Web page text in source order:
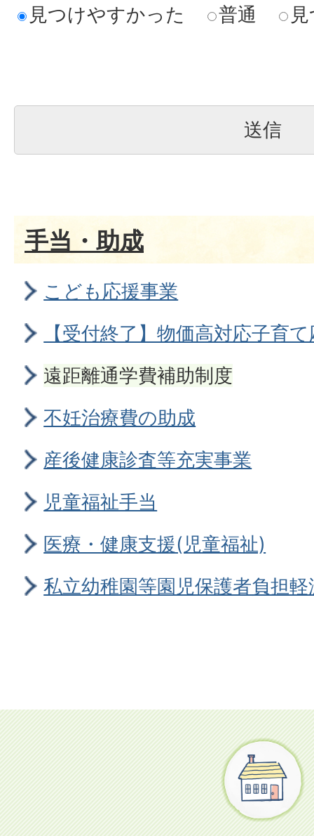
見つけやすかった
普通
手当・助成
こども応援事業
【受付終了】物価高対応子育
遠距離通学費補助制度
不妊治療費の助成
産後健康診査等充実事業
児童福祉手当
医療・健康支援(児童福祉)
私立幼稚園等園児保護者負担